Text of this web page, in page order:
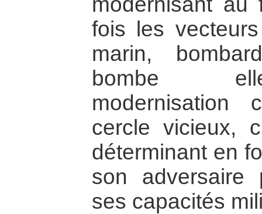
fois les
marin,
bombe
cercle vicieux,
déterminant en
son adversaire
ses capacités